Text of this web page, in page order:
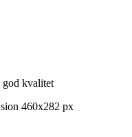
god kvalitet
460x282 px